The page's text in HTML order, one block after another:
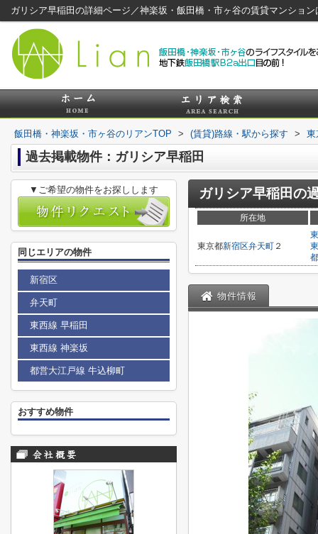
ガリシア早稲田の詳細ページ／神楽坂・飯田橋・市ヶ谷の賃貸マンション
飯田橋・神楽坂・市ヶ谷のリアンTOP > (賃貸)路線・駅から探す > 東
過去掲載物件：ガリシア早稲田
ガリシア早稲田の
所在地
東京都新宿区弁天町 ２
物件情報
▼ご希望の物件をお探しします
同じエリアの物件
新宿区
弁天町
東西線 早稲田
東西線 神楽坂
都営大江戸線 牛込柳町
おすすめ物件